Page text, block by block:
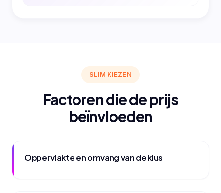
SLIM KIEZEN
Factoren die de prijs
beïnvloeden
Oppervlakte en omvang van de klus